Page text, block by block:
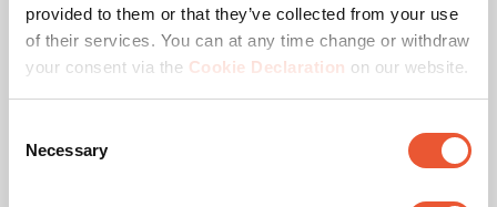
provided to them or that they’ve collected from your use
of their services. You can at any time change or withdraw
your consent via the Cookie Declaration on our website.
Selection
Necessary
Grote XL tv veilig aan de muur
Onze OLED muurbeugels passen
perfect